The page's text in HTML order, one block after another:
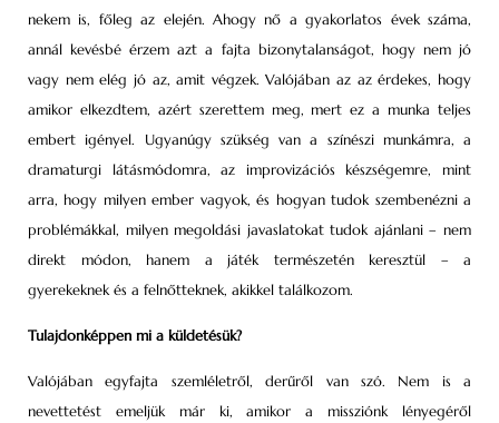
nekem is, főleg az elején. Ahogy nő a gyakorlatos évek száma,
annál kevésbé érzem azt a fajta bizonytalanságot, hogy nem jó
vagy nem elég jó az, amit végzek. Valójában az az érdekes, hogy
amikor elkezdtem, azért szerettem meg, mert ez a munka teljes
embert igényel. Ugyanúgy szükség van a színészi munkámra, a
dramaturgi látásmódomra, az improvizációs készségemre, mint
arra, hogy milyen ember vagyok, és hogyan tudok szembenézni a
problémákkal, milyen megoldási javaslatokat tudok ajánlani – nem
direkt módon, hanem a játék természetén keresztül – a
gyerekeknek és a felnőtteknek, akikkel találkozom.
Tulajdonképpen mi a küldetésük?
Valójában egyfajta szemléletről, derűről van szó. Nem is a
nevettetést emeljük már ki, amikor a missziónk lényegéről